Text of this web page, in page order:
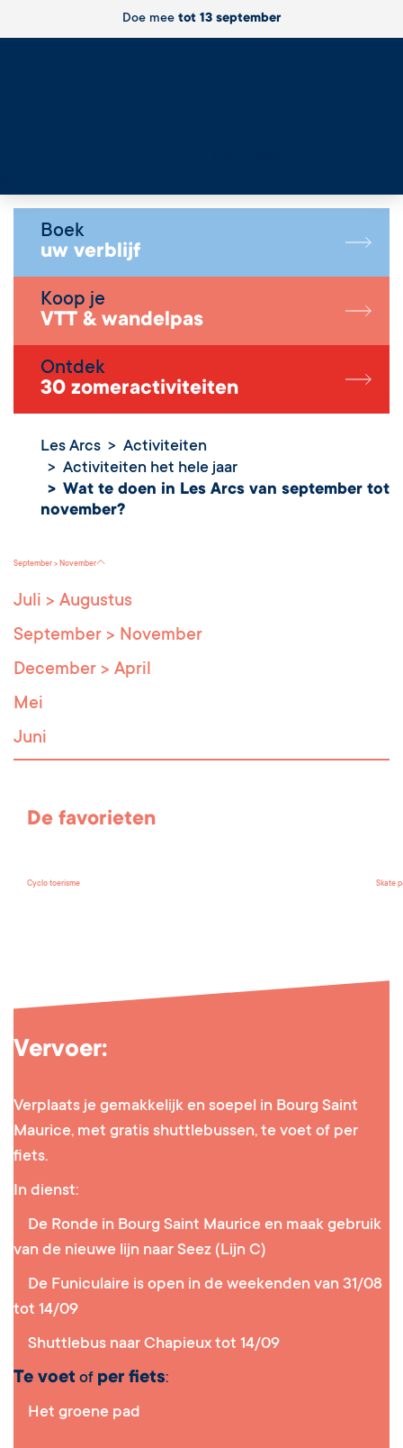
Doe mee tot 13 september
Boek
uw verblijf
Koop je
VTT & wandelpas
Ontdek
30 zomeractiviteiten
Les Arcs
Activiteiten
Activiteiten het hele jaar
Wat te doen in Les Arcs van september tot
november?
Wat te doen in Les
Arcs van september
September > November
Juli > Augustus
September > November
December > April
Mei
Juni
De favorieten
Cyclo toerisme Skate
Vervoer:
Verplaats je gemakkelijk en soepel in Bourg Saint
Maurice, met gratis shuttlebussen, te voet of per
fiets.
In dienst:
De Ronde in Bourg Saint Maurice en maak gebruik
van de nieuwe lijn naar Seez (Lijn C)
De Funiculaire is open in de weekenden van 31/08
tot 14/09
Shuttlebus naar Chapieux tot 14/09
Te voet of per fiets:
Het groene pad